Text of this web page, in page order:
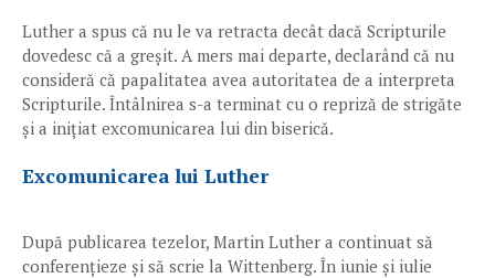
Luther a spus că nu le va retracta decât dacă Scripturile
dovedesc că a greșit. A mers mai departe, declarând că nu
consideră că papalitatea avea autoritatea de a interpreta
Scripturile. Întâlnirea s-a terminat cu o repriză de strigăte
și a inițiat excomunicarea lui din biserică.
Excomunicarea lui Luther
După publicarea tezelor, Martin Luther a continuat să
conferențieze și să scrie la Wittenberg. În iunie și iulie